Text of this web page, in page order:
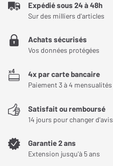
Expédié sous 24 à 48h
Sur des milliers d'articles
Achats sécurisés
Vos données protégées
4x par carte bancaire
Paiement 3 à 4 mensualités
Satisfait ou remboursé
14 jours pour changer d'avis
Garantie 2 ans
Extension jusqu'à 5 ans